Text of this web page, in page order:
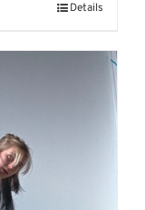
Details